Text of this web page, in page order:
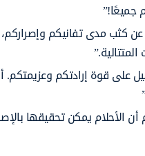
جميعًا!”
كثب مدى تفانيكم
على قوة إرادتكم
الأحلام يمكن تحقيقها